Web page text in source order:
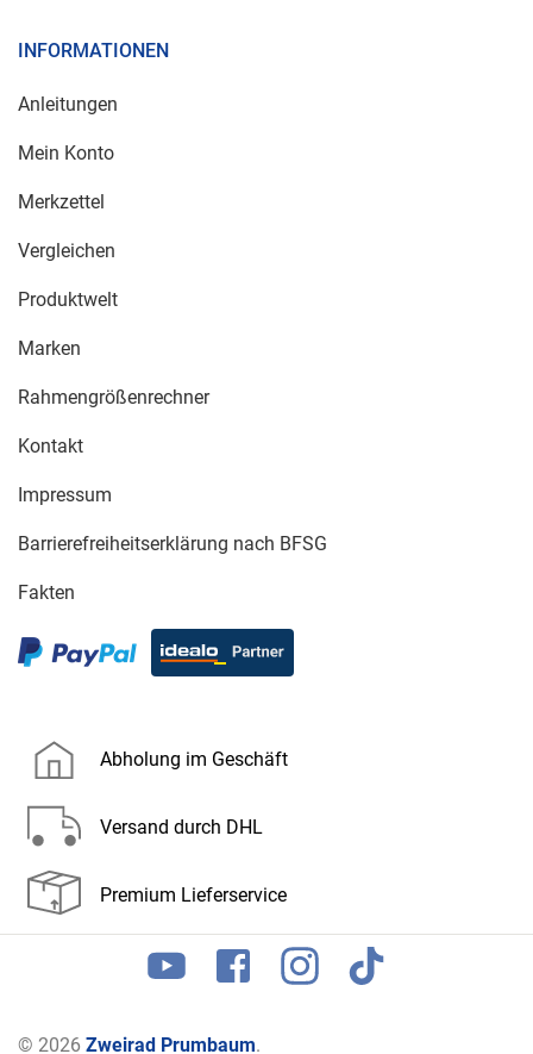
INFORMATIONEN
Anleitungen
Mein Konto
Merkzettel
Vergleichen
Produktwelt
Marken
Rahmengrößenrechner
Kontakt
Impressum
Barrierefreiheitserklärung nach BFSG
Fakten
Abholung im Geschäft
Versand durch DHL
Premium Lieferservice
© 2026 Zweirad Prumbaum.